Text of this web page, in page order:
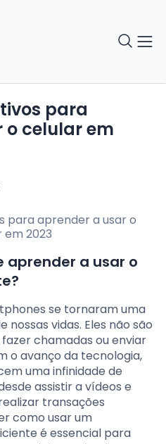
celular em
aprender a usar o
se tornaram uma
nossas vidas. Eles não são
chamadas ou enviar
o avanço da tecnologia,
uma infinidade de
assistir a vídeos e
transações
como usar um
é essencial para